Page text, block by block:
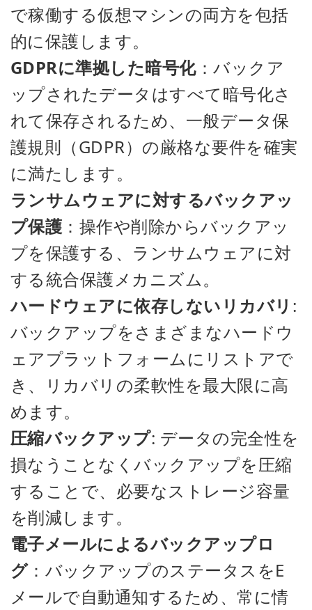
で稼働する仮想マシンの両方を包括
的に保護します。
GDPRに準拠した暗号化：バックア
ップされたデータはすべて暗号化さ
れて保存されるため、一般データ保
護規則（GDPR）の厳格な要件を確実
に満たします。
ランサムウェアに対するバックアッ
プ保護 ：操作や削除からバックアッ
プを保護する、ランサムウェアに対
する統合保護メカニズム。
ハードウェアに依存しないリカバリ :
バックアップをさまざまなハードウ
ェアプラットフォームにリストアで
き、リカバリの柔軟性を最大限に高
めます。
圧縮バックアップ: データの完全性を
損なうことなくバックアップを圧縮
することで、必要なストレージ容量
を削減します。
電子メールによるバックアップロ
グ：バックアップのステータスをE
メールで自動通知するため、常に情